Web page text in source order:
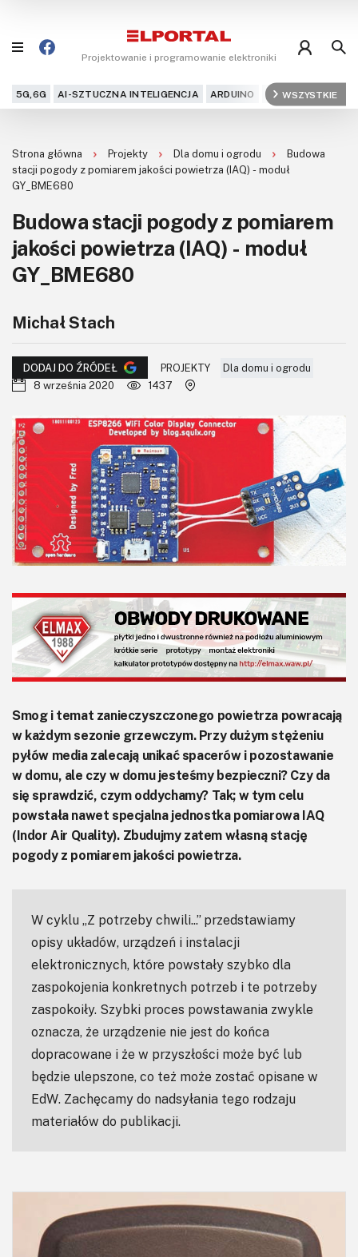
Projektowanie i programowanie elektroniki
5G,6G AI-SZTUCZNA INTELIGENCJA ARDUINO ARM AUDIO
WSZYSTKIE
Projekty
DIY+
Czytelnia
KITy AVT
Newsletter
Magazyny
Archiwum
Do pobrania
Strona główna Projekty Dla domu i ogrodu
Budowa
stacji pogody z pomiarem jakości powietrza (IAQ) - moduł
GY_BME680
Budowa stacji pogody z pomiarem
jakości powietrza (IAQ) - moduł
GY_BME680
Michał Stach
DODAJ DO ŹRÓDEŁ PROJEKTY
Dla domu i ogrodu
8 września 2020
1437
Smog i temat zanieczyszczonego powietrza powracają
w każdym sezonie grzewczym. Przy dużym stężeniu
pyłów media zalecają unikać spacerów i pozostawanie
w domu, ale czy w domu jesteśmy bezpieczni? Czy da
się sprawdzić, czym oddychamy? Tak; w tym celu
powstała nawet specjalna jednostka pomiarowa IAQ
(Indor Air Quality). Zbudujmy zatem własną stację
pogody z pomiarem jakości powietrza.
W cyklu „Z potrzeby chwili...” przedstawiamy
opisy układów, urządzeń i instalacji
elektronicznych, które powstały szybko dla
zaspokojenia konkretnych potrzeb i te potrzeby
zaspokoiły. Szybki proces powstawania zwykle
oznacza, że urządzenie nie jest do końca
dopracowane i że w przyszłości może być lub
będzie ulepszone, co też może zostać opisane w
EdW. Zachęcamy do nadsyłania tego rodzaju
materiałów do publikacji.